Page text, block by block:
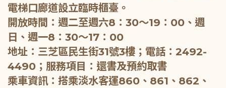
電梯口廊道設立臨時櫃臺。
開放時間：週二至週六8：30～19：00、週
日、週一8：30～17：00
地址：三芝區民生街31號3樓；電話：2492-
4490；服務項目：還書及預約取書
乘車資訊：搭乘淡水客運860、861、862、